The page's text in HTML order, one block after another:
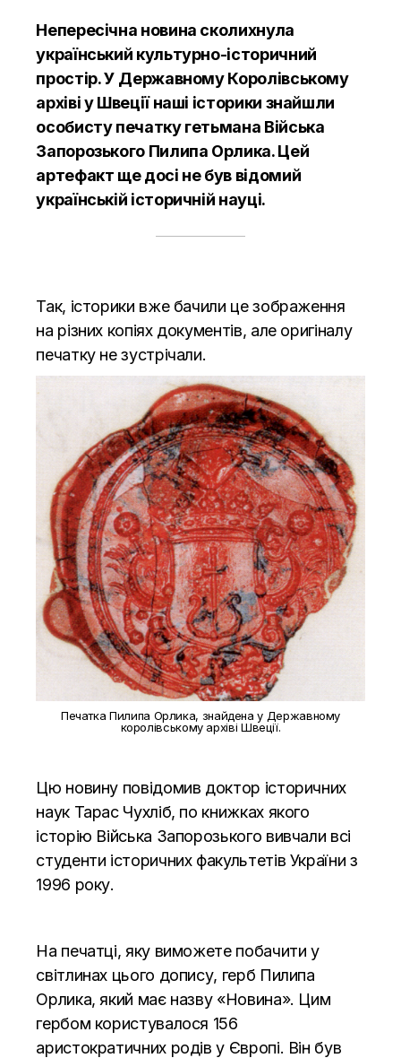
Непересічна новина сколихнула
український культурно-історичний
простір. У Державному Королівському
архіві у Швеції наші історики знайшли
особисту печатку гетьмана Війська
Запорозького Пилипа Орлика. Цей
артефакт ще досі не був відомий
українській історичній науці.
Так, історики вже бачили це зображення
на різних копіях документів, але оригіналу
печатку не зустрічали.
Печатка Пилипа Орлика, знайдена у Державному
королівському архіві Швеції.
Цю новину повідомив доктор історичних
наук Тарас Чухліб, по книжках якого
історію Війська Запорозького вивчали всі
студенти історичних факультетів України з
1996 року.
На печатці, яку виможете побачити у
світлинах цього допису, герб Пилипа
Орлика, який має назву «Новина». Цим
гербом користувалося 156
аристократичних родів у Європі. Він був